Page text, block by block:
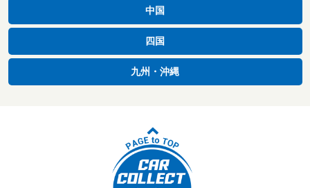
中国
四国
九州・沖縄